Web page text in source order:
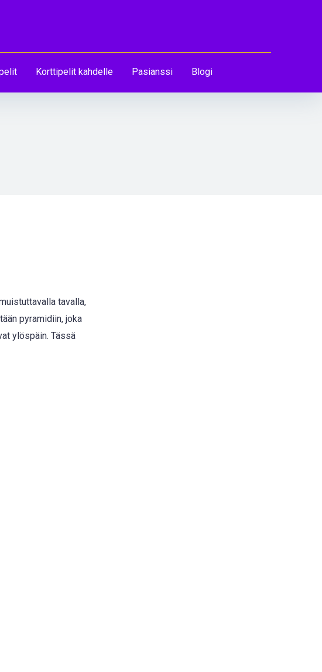
Korttipelit kahdelle Pasianssi Blogi
tavalla,
pyramidiin, joka
ylöspäin. Tässä